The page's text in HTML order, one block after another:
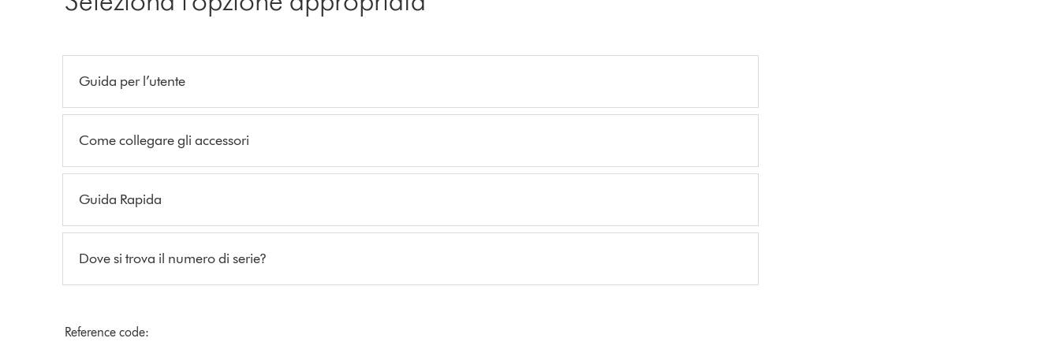
Guida per l’utente
Come collegare gli accessori
Guida Rapida
Dove si trova il numero di serie?
Reference code: